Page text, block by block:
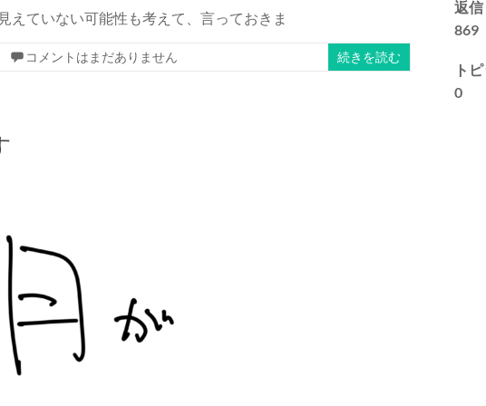
えていない可能性も考えて、言っておきま
コメントはまだありません 続きを読む
返信
869
ト
0